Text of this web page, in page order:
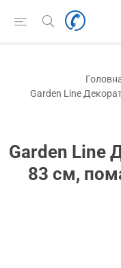
Garden Line
Garden Line
83 см,